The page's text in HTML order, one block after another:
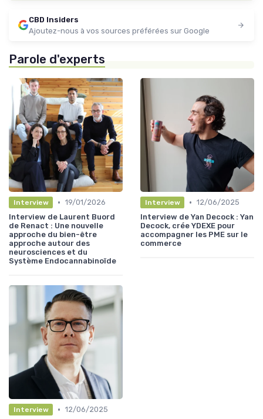
CBD Insiders
Ajoutez-nous à vos sources préférées sur Google
Parole d'experts
Interview • 19/01/2026
Interview de Laurent Buord
de Renact : Une nouvelle
approche du bien-être
approche autour des
neurosciences et du
Système Endocannabinoïde
Interview • 12/06/2025
Interview de Yan Decock : Yan
Decock, crée YDEXE pour
accompagner les PME sur le
commerce
Interview • 12/06/2025